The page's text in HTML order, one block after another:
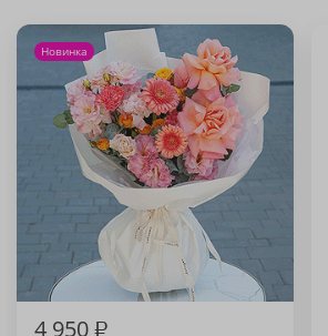
Новинка
4 950₽